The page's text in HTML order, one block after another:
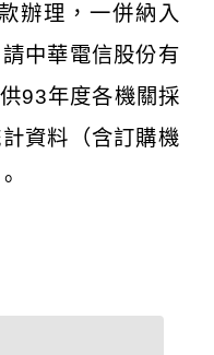
辦理，一併納入
中華電信股份有
93年度各機關採
資料（含訂購機